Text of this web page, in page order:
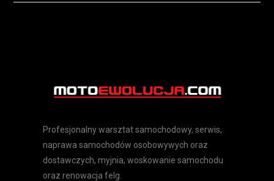
Profesjonalny warsztat samochodowy, serwis,
naprawa samochodów osobowywych oraz
dostawczych, myjnia, woskowanie samochodu
oraz renowacja felg.